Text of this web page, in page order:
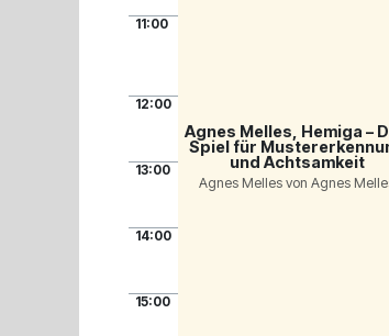
Agnes Melles, Hemiga –
Spiel für
und Achtsamkeit
Agnes Melles von Agnes
11:00
12:00
13:00
14:00
15:00